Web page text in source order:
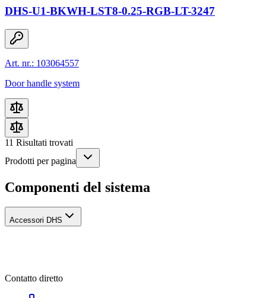
DHS-U1-BKWH-LST8-0.25-RGB-LT-3247
Art. nr.: 103064557
Door handle system
11 Risultati trovati
Prodotti per pagina
Componenti del sistema
Accessori DHS
Contatto diretto